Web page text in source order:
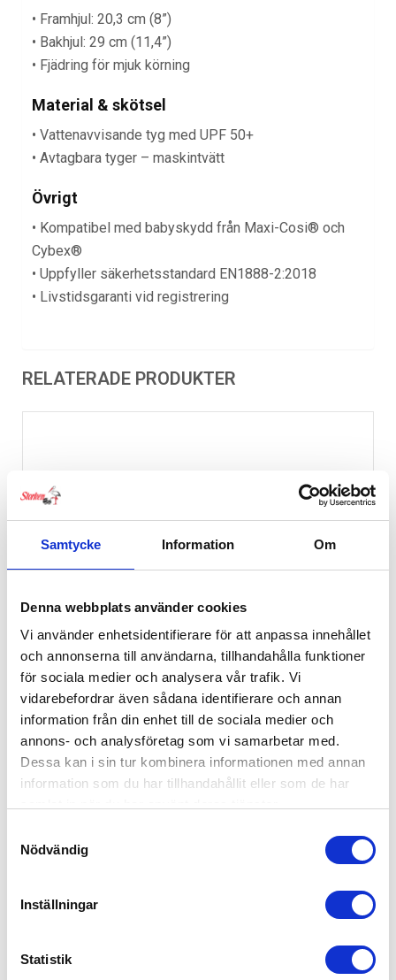
Samtycke Information Om
Denna webbplats använder cookies
Vi använder enhetsidentifierare för att anpassa innehållet
och annonserna till användarna, tillhandahålla funktioner
för sociala medier och analysera vår trafik. Vi
vidarebefordrar även sådana identifierare och annan
information från din enhet till de sociala medier och
annons- och analysföretag som vi samarbetar med.
Dessa kan i sin tur kombinera informationen med annan
information som du har tillhandahållit eller som de har
Nödvändig
Inställningar
Statistik
• Framhjul: 20,3 cm (8”)
• Bakhjul: 29 cm (11,4”)
• Fjädring för mjuk körning
Material & skötsel
• Vattenavvisande tyg med UPF 50+
• Avtagbara tyger – maskintvätt
Övrigt
• Kompatibel med babyskydd från Maxi-Cosi® och
Cybex®
• Uppfyller säkerhetsstandard EN1888-2:2018
• Livstidsgaranti vid registrering
RELATERADE PRODUKTER
Elodie Mondo Liggdel Tidemark Drops